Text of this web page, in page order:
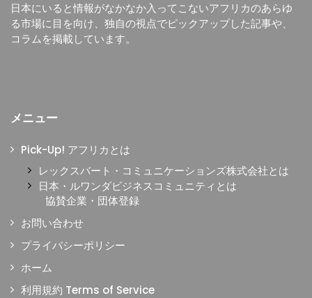
日本にいると情報がなかなか入ってこないアフリカのあらゆ
る市場に目を向け、独自の視点でピックアップした記事や、
コラムを掲載しています。
メニュー
Pick-Up! アフリカとは
レックスバート・コミュニケーションズ株式会社とは
日本・ルワンダビジネスコミュニティとは
協賛企業・団体登録
お問い合わせ
プライバシーポリシー
ホーム
利用規約 Terms of Service